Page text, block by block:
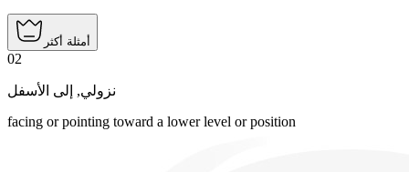
أمثلة أكثر
02
نزولي, إلى الأسفل
facing or pointing toward a lower level or position